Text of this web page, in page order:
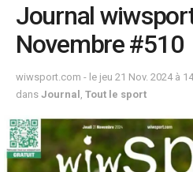
Journal
Novembre #510
wiwsport.com - le jeu 21 Nov. 2024 à
dans Journal Tout le sport